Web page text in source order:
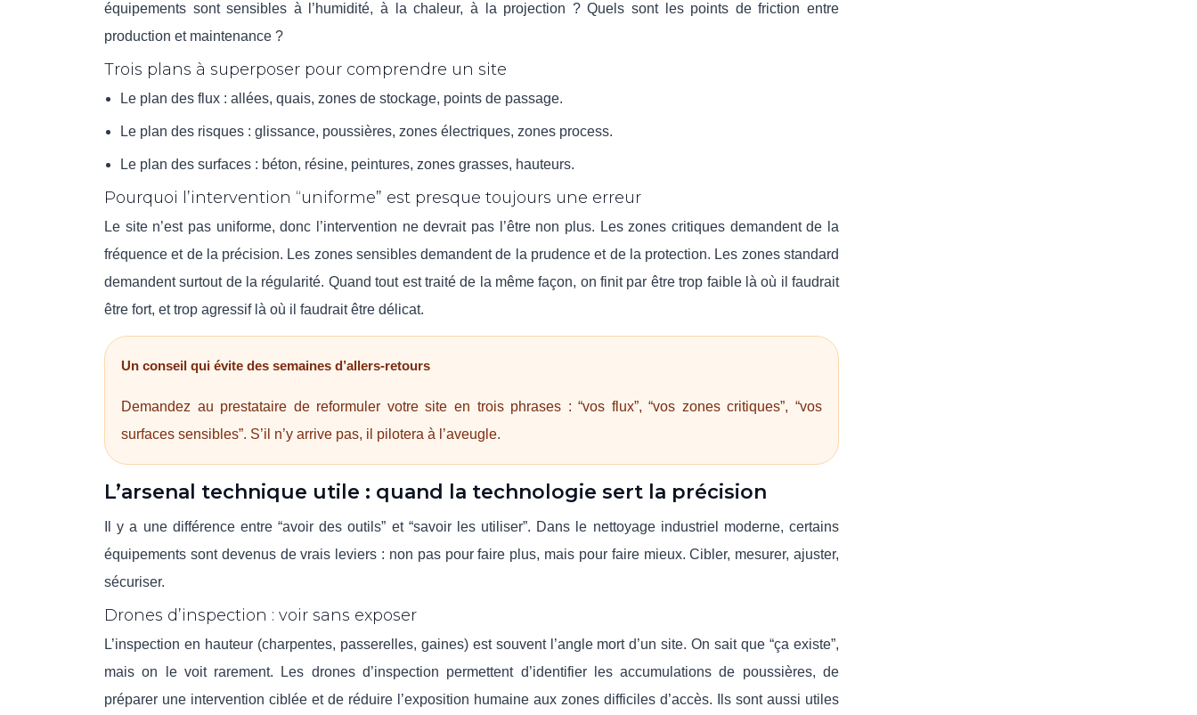
équipements sont sensibles à l’humidité, à la chaleur, à la projection ? Quels sont les points de friction entre
production et maintenance ?
Trois plans à superposer pour comprendre un site
Le plan des flux : allées, quais, zones de stockage, points de passage.
Le plan des risques : glissance, poussières, zones électriques, zones process.
Le plan des surfaces : béton, résine, peintures, zones grasses, hauteurs.
Pourquoi l’intervention “uniforme” est presque toujours une erreur
Le site n’est pas uniforme, donc l’intervention ne devrait pas l’être non plus. Les zones critiques demandent de la
fréquence et de la précision. Les zones sensibles demandent de la prudence et de la protection. Les zones standard
demandent surtout de la régularité. Quand tout est traité de la même façon, on finit par être trop faible là où il faudrait
être fort, et trop agressif là où il faudrait être délicat.
Un conseil qui évite des semaines d’allers-retours
Demandez au prestataire de reformuler votre site en trois phrases : “vos flux”, “vos zones critiques”, “vos
surfaces sensibles”. S’il n’y arrive pas, il pilotera à l’aveugle.
L’arsenal technique utile : quand la technologie sert la précision
Il y a une différence entre “avoir des outils” et “savoir les utiliser”. Dans le nettoyage industriel moderne, certains
équipements sont devenus de vrais leviers : non pas pour faire plus, mais pour faire mieux. Cibler, mesurer, ajuster,
sécuriser.
Drones d’inspection : voir sans exposer
L’inspection en hauteur (charpentes, passerelles, gaines) est souvent l’angle mort d’un site. On sait que “ça existe”,
mais on le voit rarement. Les drones d’inspection permettent d’identifier les accumulations de poussières, de
préparer une intervention ciblée et de réduire l’exposition humaine aux zones difficiles d’accès. Ils sont aussi utiles